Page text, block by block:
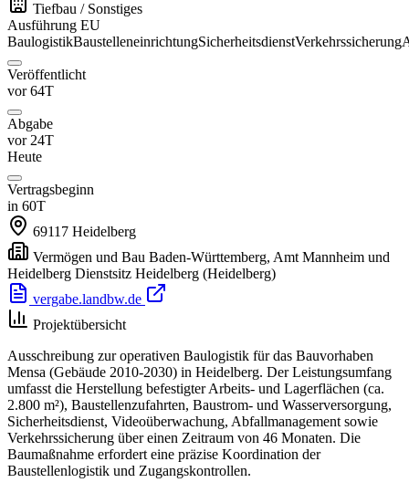
Tiefbau / Sonstiges
Ausführung EU
BaulogistikBaustelleneinrichtungSicherheitsdienstVerkehrssicherung
Veröffentlicht
vor 64T
Abgabe
vor 24T
Heute
Vertragsbeginn
in 60T
69117 Heidelberg
Vermögen und Bau Baden-Württemberg, Amt Mannheim und
Heidelberg Dienstsitz Heidelberg (Heidelberg)
vergabe.landbw.de
Projektübersicht
Ausschreibung zur operativen Baulogistik für das Bauvorhaben
Mensa (Gebäude 2010-2030) in Heidelberg. Der Leistungsumfang
umfasst die Herstellung befestigter Arbeits- und Lagerflächen (ca.
2.800 m²), Baustellenzufahrten, Baustrom- und Wasserversorgung,
Sicherheitsdienst, Videoüberwachung, Abfallmanagement sowie
Verkehrssicherung über einen Zeitraum von 46 Monaten. Die
Baumaßnahme erfordert eine präzise Koordination der
Baustellenlogistik und Zugangskontrollen.